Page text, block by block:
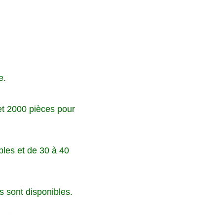
2000 pièces pour
et de 30 à 40
sont disponibles.